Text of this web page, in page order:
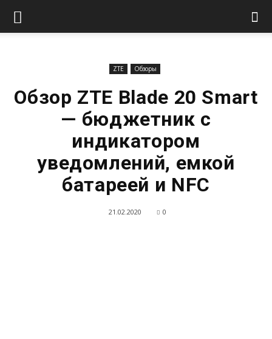
ZTE Обзоры
Обзор ZTE Blade 20 Smart
— бюджетник с
индикатором
уведомлений, емкой
батареей и NFC
21.02.2020 0